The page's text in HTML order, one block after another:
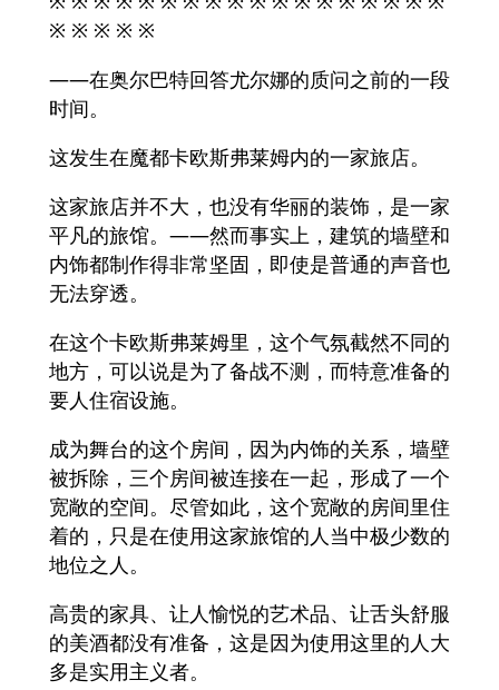
※ ※ ※ ※ ※
——在奥尔巴特回答尤尔娜的质问之前的一段
时间。
这发生在魔都卡欧斯弗莱姆内的一家旅店。
这家旅店并不大，也没有华丽的装饰，是一家
平凡的旅馆。——然而事实上，建筑的墙壁和
内饰都制作得非常坚固，即使是普通的声音也
无法穿透。
在这个卡欧斯弗莱姆里，这个气氛截然不同的
地方，可以说是为了备战不测，而特意准备的
要人住宿设施。
成为舞台的这个房间，因为内饰的关系，墙壁
被拆除，三个房间被连接在一起，形成了一个
宽敞的空间。尽管如此，这个宽敞的房间里住
着的，只是在使用这家旅馆的人当中极少数的
地位之人。
高贵的家具、让人愉悦的艺术品、让舌头舒服
的美酒都没有准备，这是因为使用这里的人大
多是实用主义者。